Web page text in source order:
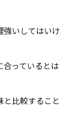
強いしてはいけ
っているとは
比較すること